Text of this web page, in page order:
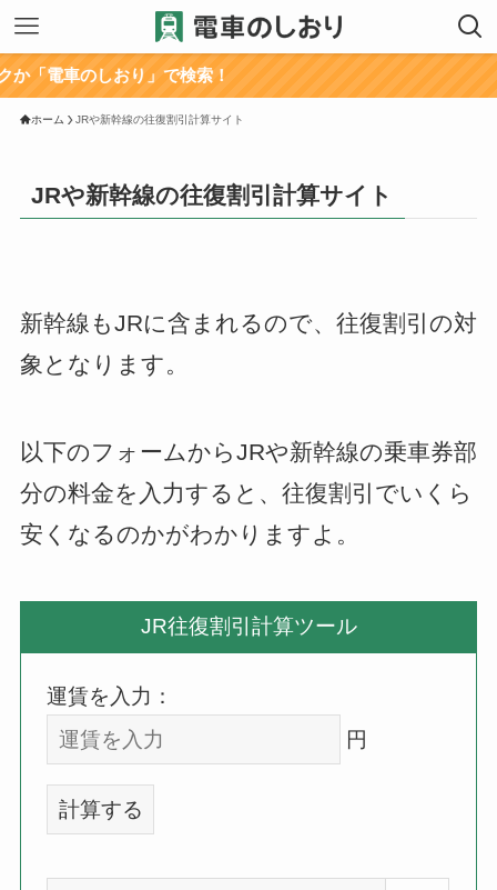
車のしおり」で検索！
ホーム JRや新幹線の往復割引計算サイト
JRや新幹線の往復割引計算サイト
新幹線もJRに含まれるので、往復割引の対
象となります。
以下のフォームからJRや新幹線の乗車券部
分の料金を入力すると、往復割引でいくら
安くなるのかがわかりますよ。
JR往復割引計算ツール
運賃を入力：
円
計算する